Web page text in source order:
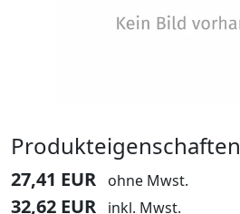
Produkteigenschaften
27,41 EUR ohne Mwst.
32,62 EUR inkl. Mwst.